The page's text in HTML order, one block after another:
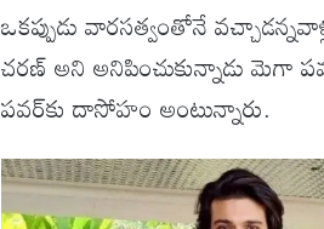
ఒకప్పుడు వారసత్వంతోనే
చరణ్ అని అనిపించుకున్నాడు మెగా
పవర్‌కు దాసోహం అంటున్నారు.